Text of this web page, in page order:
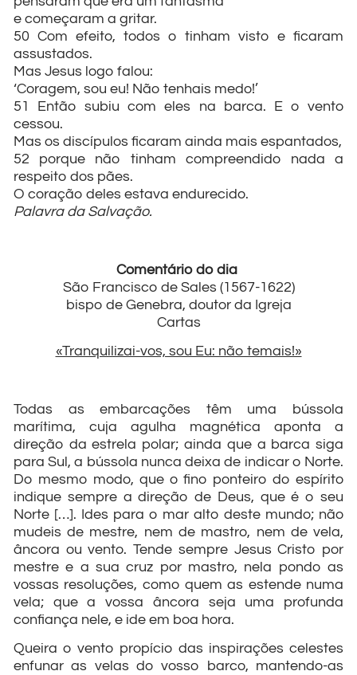
e começaram a gritar.
50 Com efeito, todos o tinham visto e ficaram
assustados.
Mas Jesus logo falou:
‘Coragem, sou eu! Não tenhais medo!’
51 Então subiu com eles na barca. E o vento
cessou.
Mas os discípulos ficaram ainda mais espantados,
52 porque não tinham compreendido nada a
respeito dos pães.
O coração deles estava endurecido.
Palavra da Salvação.
Comentário do dia
São Francisco de Sales (1567-1622)
bispo de Genebra, doutor da Igreja
Cartas
«Tranquilizai-vos, sou Eu: não temais!»
Todas as embarcações têm uma bússola
marítima, cuja agulha magnética aponta a
direção da estrela polar; ainda que a barca siga
para Sul, a bússola nunca deixa de indicar o Norte.
Do mesmo modo, que o fino ponteiro do espírito
indique sempre a direção de Deus, que é o seu
Norte […]. Ides para o mar alto deste mundo; não
mudeis de mestre, nem de mastro, nem de vela,
âncora ou vento. Tende sempre Jesus Cristo por
mestre e a sua cruz por mastro, nela pondo as
vossas resoluções, como quem as estende numa
vela; que a vossa âncora seja uma profunda
confiança nele, e ide em boa hora.
Queira o vento propício das inspirações celestes
enfunar as velas do vosso barco, mantendo-as